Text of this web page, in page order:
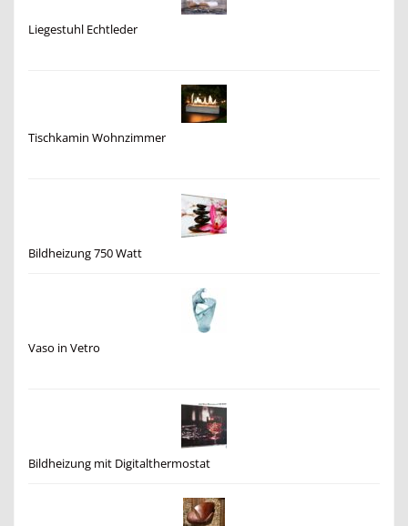
Liegestuhl Echtleder
Tischkamin Wohnzimmer
Bildheizung 750 Watt
Vaso in Vetro
Bildheizung mit Digitalthermostat